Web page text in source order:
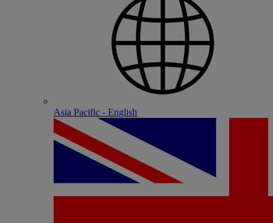
Asia Pacific - English